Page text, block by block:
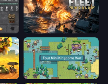
Battle Fleet World
Four Mini Kingdoms War